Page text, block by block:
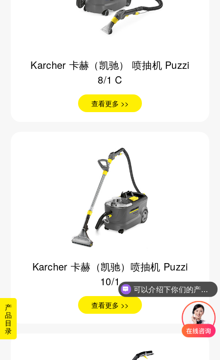
Karcher 卡赫（凯驰） 喷抽机 Puzzi
8/1 C
查看更多 >>
Karcher 卡赫（凯驰）喷抽机 Puzzi
10/1
查看更多 >>
产
品
目
录